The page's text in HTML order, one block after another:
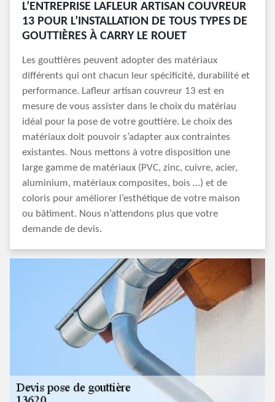
L’ENTREPRISE LAFLEUR ARTISAN COUVREUR
13 POUR L’INSTALLATION DE TOUS TYPES DE
GOUTTIÈRES À CARRY LE ROUET
Les gouttières peuvent adopter des matériaux
différents qui ont chacun leur spécificité, durabilité et
performance. Lafleur artisan couvreur 13 est en
mesure de vous assister dans le choix du matériau
idéal pour la pose de votre gouttière. Le choix des
matériaux doit pouvoir s’adapter aux contraintes
existantes. Nous mettons à votre disposition une
large gamme de matériaux (PVC, zinc, cuivre, acier,
aluminium, matériaux composites, bois …) et de
coloris pour améliorer l’esthétique de votre maison
ou bâtiment. Nous n’attendons plus que votre
demande de devis.